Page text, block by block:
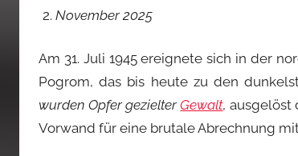
November 2025
Am 31. Juli 1945 ereignete sich in der
Pogrom, das bis heute zu den
wurden Opfer gezielterGewalt, ausgelöst
Vorwand für eine brutale Abrechnung